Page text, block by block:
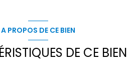
A PROPOS DE CE BIEN
DE CE BIEN